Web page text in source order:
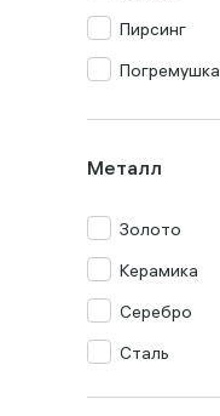
Пирсинг
Погремушка
Сувенир
Цепь
Часы
Шнур
Металл
Золото
Керамика
Серебро
Сталь